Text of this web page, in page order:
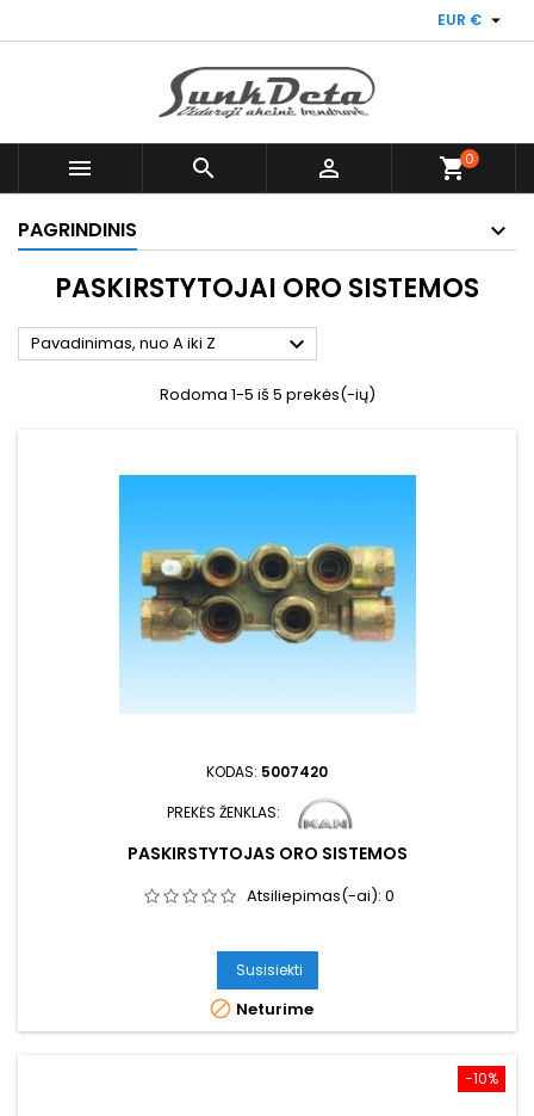
EUR € 
   shopping_cart0
PAGRINDINIS
PASKIRSTYTOJAI ORO SISTEMOS
Pavadinimas, nuo A iki Z 
Rodoma 1-5 iš 5 prekės(-ių)
KODAS: 5007420
PREKĖS ŽENKLAS:
PASKIRSTYTOJAS ORO SISTEMOS
Atsiliepimas(-ai): 0
Susisiekti
 Neturime
−10%